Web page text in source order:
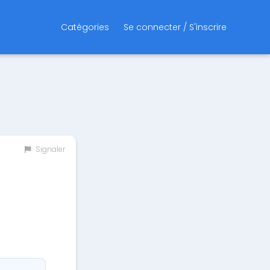
Catégories Se connecter / S'inscrire
Signaler